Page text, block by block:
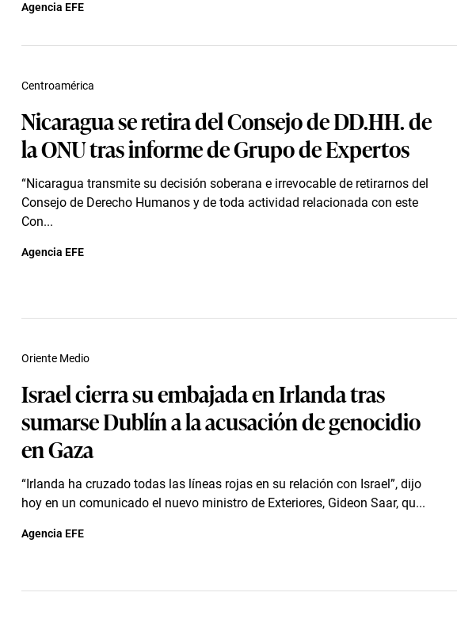
Agencia EFE
Nicaragua se retira del Consejo de DD.HH. de
la ONU tras informe de Grupo de Expertos
“Nicaragua transmite su decisión soberana e irrevocable de retirarnos del
Consejo de Derecho Humanos y de toda actividad relacionada con este
Con...
Centroamérica
Agencia EFE
Israel cierra su embajada en Irlanda tras
sumarse Dublín a la acusación de genocidio
en Gaza
“Irlanda ha cruzado todas las líneas rojas en su relación con Israel”, dijo
hoy en un comunicado el nuevo ministro de Exteriores, Gideon Saar, qu...
Oriente Medio
Agencia EFE